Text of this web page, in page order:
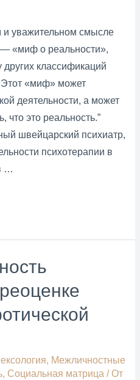
и уважительном смысле
«миф о реальности»,
классификаций
Этот «миф» может
деятельности, а может
что это реальность.”
швейцарский психиатр,
психотерапии в
…
, Межличностные
, Социальная матрица / От